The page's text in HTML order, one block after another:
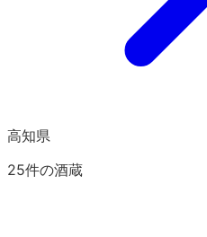
高知県
25件の酒蔵